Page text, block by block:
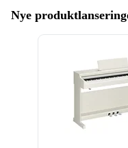
Nye